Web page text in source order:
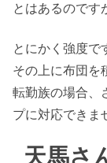
とはあるのです
とにかく強度で
その上に布団を
転勤族の場合、
プに対応できま
天馬さ